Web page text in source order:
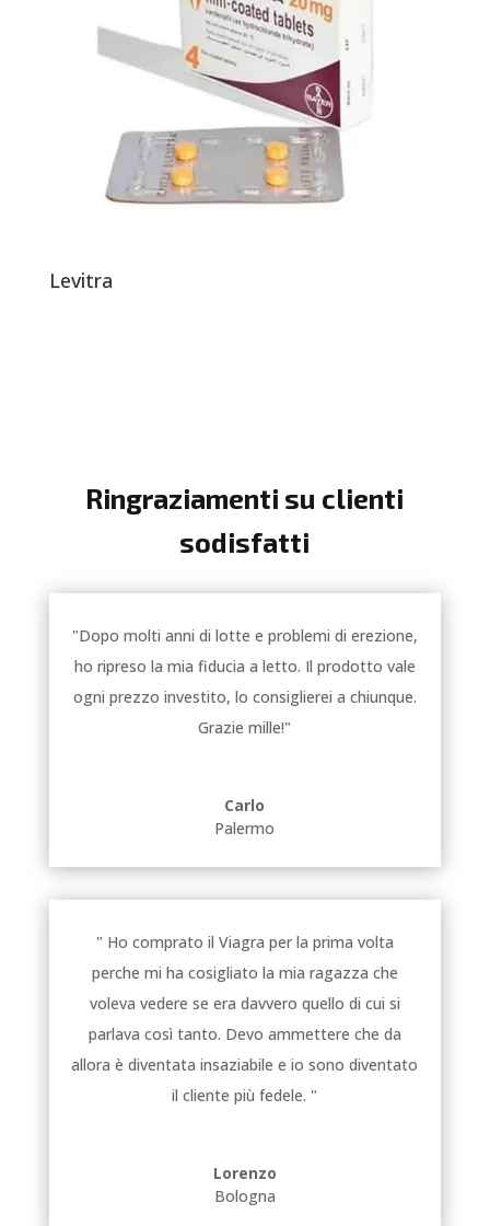
Levitra
Ringraziamenti su clienti
sodisfatti
"Dopo molti anni di lotte e problemi di erezione,
ho ripreso la mia fiducia a letto. Il prodotto vale
ogni prezzo investito, lo consiglierei a chiunque.
Grazie mille!"
Carlo
Palermo
" Ho comprato il Viagra per la prima volta
perche mi ha cosigliato la mia ragazza che
voleva vedere se era davvero quello di cui si
parlava così tanto. Devo ammettere che da
allora è diventata insaziabile e io sono diventato
il cliente più fedele. "
Lorenzo
Bologna